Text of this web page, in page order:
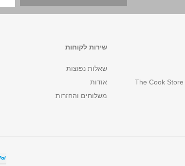
שירות לקוחות
שאלות נפוצות
אודות
משלוחים והחזרות